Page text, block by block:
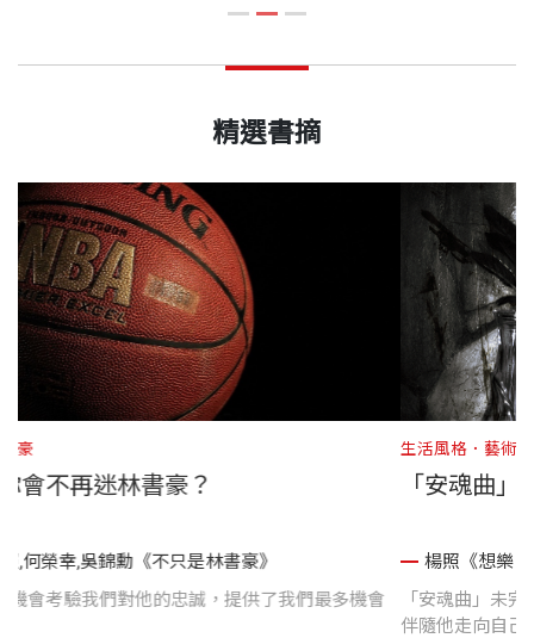
精選書摘
林書豪
候你會不再迷林書豪？
雄,楊照,何榮幸,吳錦勳《不只是林書豪》
有最多機會考驗我們對他的忠誠，提供了我們最多機會
生活風格
「安魂
楊照《
「安魂曲
伴隨他走